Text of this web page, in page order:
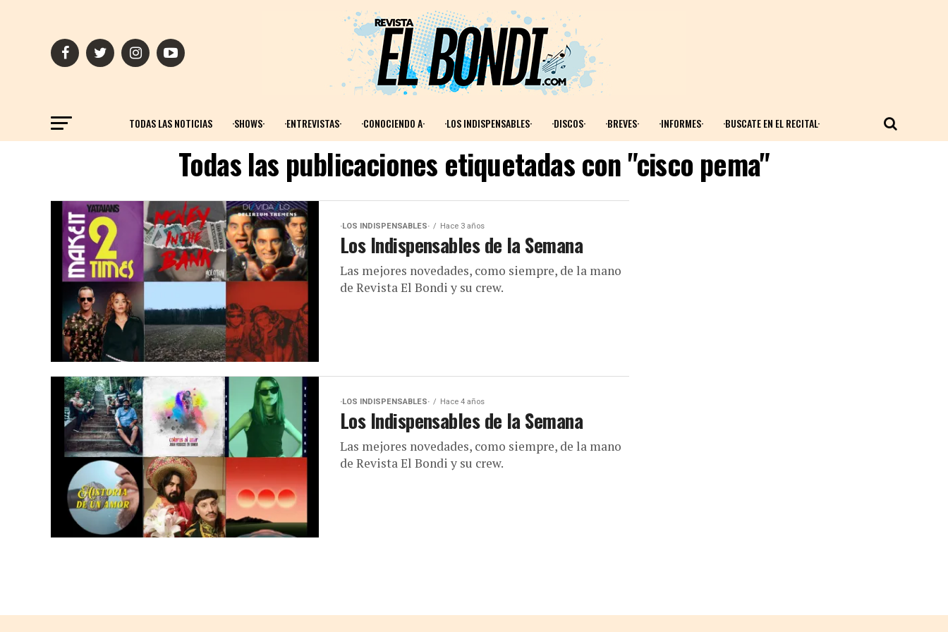
TODAS LAS NOTICIAS ·SHOWS· ·ENTREVISTAS· ·CONOCIENDO A· ·LOS INDISPENSABLES· ·DISCOS· ·BREVES· ·INFORMES· ·BUSCATE EN EL RECITAL·
Todas las publicaciones etiquetadas con "cisco pema"
·LOS INDISPENSABLES· Hace 3 años
Los Indispensables de la Semana
Las mejores novedades, como siempre, de la mano
de Revista El Bondi y su crew.
·LOS INDISPENSABLES· Hace 4 años
Los Indispensables de la Semana
Las mejores novedades, como siempre, de la mano
de Revista El Bondi y su crew.